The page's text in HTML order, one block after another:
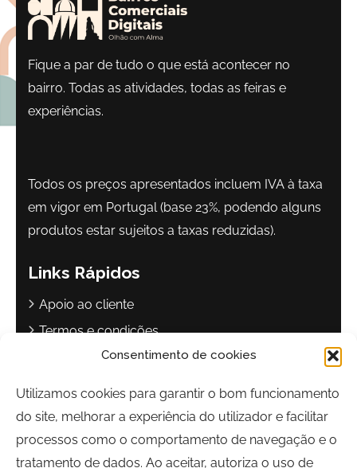
Consentimento de cookies
Utilizamos cookies para garantir o bom funcionamento
do site, melhorar a experiência do utilizador e facilitar
processos como o comportamento de navegação e o
tratamento de dados. Ao aceitar, autoriza o uso de
Fique a par de tudo o que está acontecer no
bairro. Todas as atividades, todas as feiras e
experiências.
Todos os preços apresentados incluem IVA à taxa
em vigor em Portugal (base 23%, podendo alguns
produtos estar sujeitos a taxas reduzidas).
Links Rápidos
Apoio ao cliente
Termos e condições
Política de privacidade
Contactos
Largo Sebastião Martins Mestre